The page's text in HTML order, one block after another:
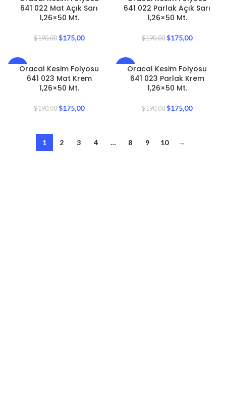
641 022 Mat Açık Sarı
1,26×50 Mt.
$190,00 $175,00
641 022 Parlak Açık Sarı
1,26×50 Mt.
$190,00 $175,00
-8%Oracal Kesim Folyosu
641 023 Mat Krem
1,26×50 Mt.
$190,00 $175,00
-8%Oracal Kesim Folyosu
641 023 Parlak Krem
1,26×50 Mt.
$190,00 $175,00
1 2 3 4 … 8 9 10 →